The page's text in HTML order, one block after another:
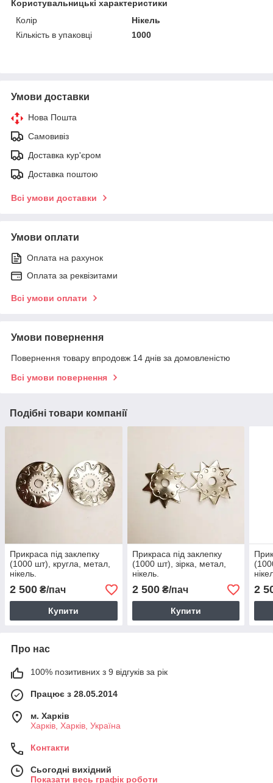
Користувальницькі характеристики
Колір
Нікель
Кількість в упаковці
1000
Умови доставки
Нова Пошта
Самовивіз
Доставка кур'єром
Доставка поштою
Всі умови доставки
Умови оплати
Оплата на рахунок
Оплата за реквізитами
Всі умови оплати
Умови повернення
Повернення товару впродовж 14 днів за домовленістю
Всі умови повернення
Подібні товари компанії
Прикраса під заклепку
(1000 шт), кругла, метал,
нікель.
2 500 ₴/пач
Купити
Прикраса під заклепку
(1000 шт), зірка, метал,
нікель.
2 500₴/пач
Купити
2
Про нас
100% позитивних з 9 відгуків за рік
Працює з 28.05.2014
м. Харків
Харків, Харків, Україна
Контакти
Сьогодні вихідний
Показати весь графік роботи